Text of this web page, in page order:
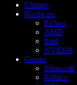
Últimas
Hardware
Pichau
AMD
Intel
NVIDIA
Games
Minecraft
Roblox